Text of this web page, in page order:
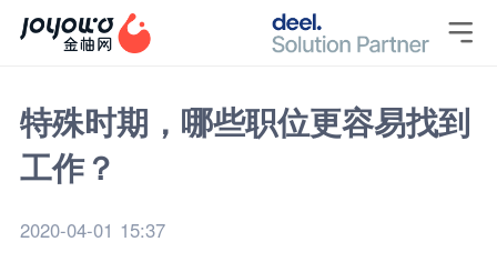

特殊时期，哪些职位更容易找到
工作？
2020-04-01 15:37